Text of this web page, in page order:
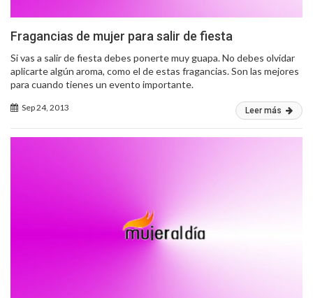
Fragancias de mujer para salir de fiesta
Si vas a salir de fiesta debes ponerte muy guapa. No debes olvidar
aplicarte algún aroma, como el de estas fragancias. Son las mejores
para cuando tienes un evento importante.
Sep 24, 2013 Leer más